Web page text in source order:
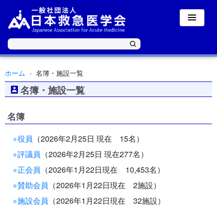
ホーム 名簿・施設一覧
名簿・施設一覧
名簿
●役員 （2026年2月25日 現在 15名）
●評議員 （2026年2月25日 現在277名）
●正会員 （2026年1月22日現在 10,453名）
●賛助会員 （2026年1月22日現在 2施設）
●施設会員 （2026年1月22日現在 32施設）